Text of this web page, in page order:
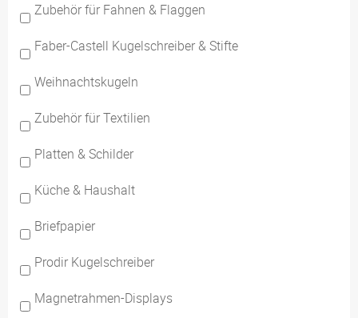
Zubehör für Fahnen & Flaggen
Faber-Castell Kugelschreiber & Stifte
Weihnachtskugeln
Zubehör für Textilien
Platten & Schilder
Küche & Haushalt
Briefpapier
Prodir Kugelschreiber
Magnetrahmen-Displays